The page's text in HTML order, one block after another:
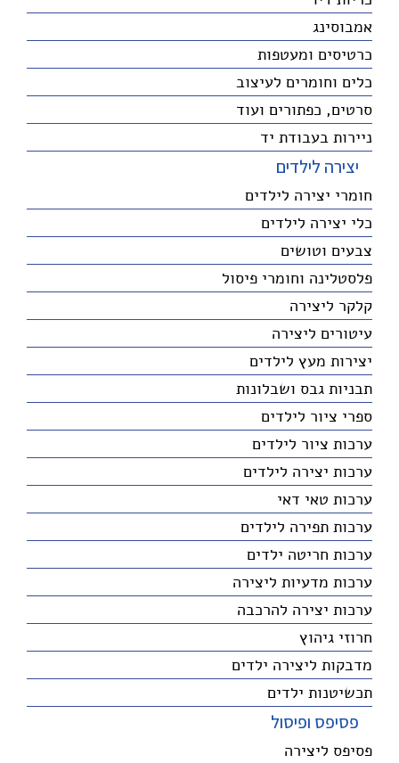
אמבוסינג
כרטיסים ומעטפות
כלים וחומרים לעיצוב
סרטים, כפתורים ועוד
ניירות בעבודת יד
יצירה לילדים
חומרי יצירה לילדים
כלי יצירה לילדים
צבעים וטושים
פלסטלינה וחומרי פיסול
קלקר ליצירה
עיטורים ליצירה
יצירות מעץ לילדים
תבניות גבס ושבלונות
ספרי ציור לילדים
ערכות ציור לילדים
ערכות יצירה לילדים
ערכות טאי דאי
ערכות תפירה לילדים
ערכות חריטה ילדים
ערכות מדעיות ליצירה
ערכות יצירה להרכבה
חרוזי גיהוץ
מדבקות ליצירה ילדים
תכשיטנות ילדים
פסיפס ופיסול
פסיפס ליצירה